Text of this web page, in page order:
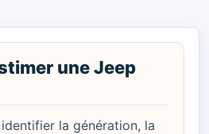
une Jeep
la génération, la